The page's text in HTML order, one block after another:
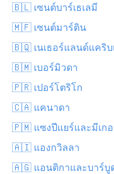
🇧🇱 เซนต์บาร์เธเลมี
🇲🇫 เซนต์มาร์ติน
🇧🇶 เนเธอร์แลนด์แคริบ
🇧🇲 เบอร์มิวดา
🇵🇷 เปอร์โตริโก
🇨🇦 แคนาดา
🇵🇲 แซงปีแยร์และมีเกอ
🇦🇮 แองกวิลลา
🇦🇬 แอนติกาและบาร์บู